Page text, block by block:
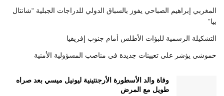
المغربي إبراهيم الصباحي يفوز بالسباق الدولي للدراجات الجبلية “شانتال
بيا”
التشكيلة الرسمية للبؤات الأطلس أمام جنوب إفريقيا
حموشي يؤشر على تعيينات جديدة في مناصب المسؤولية الأمنية
وفاة والد الأسطورة الأرجنتينية ليونيل ميسي بعد صراه
طويل مع المرض